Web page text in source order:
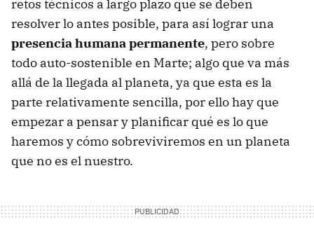
retos técnicos a largo plazo que se deben
resolver lo antes posible, para así lograr una
presencia humana permanente, pero sobre
todo auto-sostenible en Marte; algo que va más
allá de la llegada al planeta, ya que esta es la
parte relativamente sencilla, por ello hay que
empezar a pensar y planificar qué es lo que
haremos y cómo sobreviviremos en un planeta
que no es el nuestro.